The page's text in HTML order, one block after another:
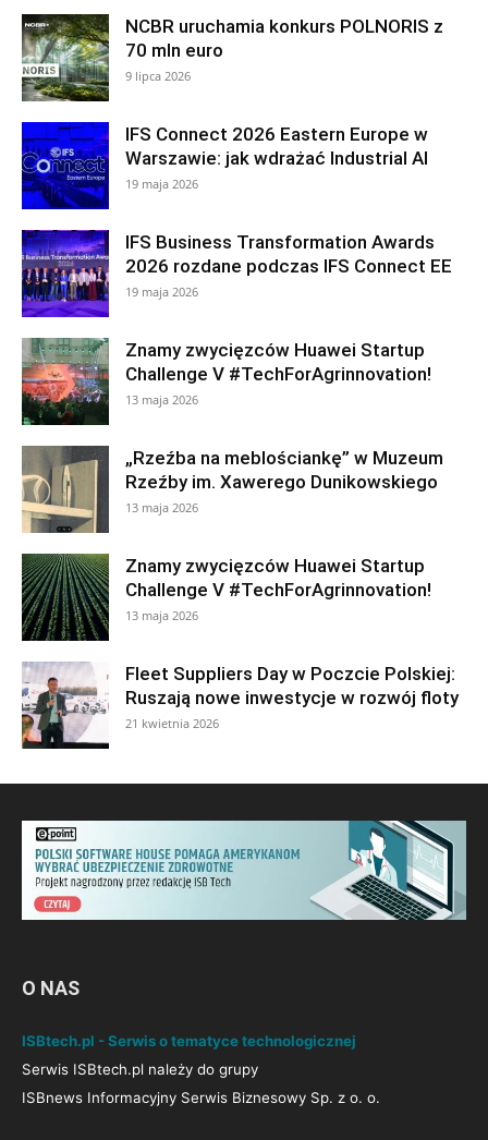
NCBR uruchamia konkurs POLNORIS z
70 mln euro
9 lipca 2026
IFS Connect 2026 Eastern Europe w
Warszawie: jak wdrażać Industrial AI
19 maja 2026
IFS Business Transformation Awards
2026 rozdane podczas IFS Connect EE
19 maja 2026
Znamy zwycięzców Huawei Startup
Challenge V #TechForAgrinnovation!
13 maja 2026
„Rzeźba na meblościankę” w Muzeum
Rzeźby im. Xawerego Dunikowskiego
13 maja 2026
Znamy zwycięzców Huawei Startup
Challenge V #TechForAgrinnovation!
13 maja 2026
Fleet Suppliers Day w Poczcie Polskiej:
Ruszają nowe inwestycje w rozwój floty
21 kwietnia 2026
O NAS
ISBtech.pl - Serwis o tematyce technologicznej
Serwis ISBtech.pl należy do grupy
ISBnews Informacyjny Serwis Biznesowy Sp. z o. o.